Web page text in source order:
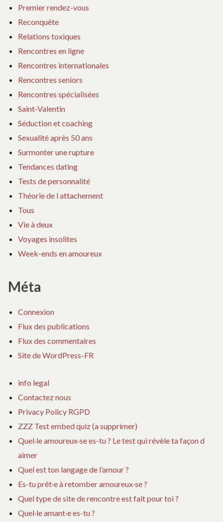
Premier rendez-vous
Reconquête
Relations toxiques
Rencontres en ligne
Rencontres internationales
Rencontres seniors
Rencontres spécialisées
Saint-Valentin
Séduction et coaching
Sexualité après 50 ans
Surmonter une rupture
Tendances dating
Tests de personnalité
Théorie de l attachement
Tous
Vie à deux
Voyages insolites
Week-ends en amoureux
Méta
Connexion
Flux des publications
Flux des commentaires
Site de WordPress-FR
info legal
Contactez nous
Privacy Policy RGPD
ZZZ Test embed quiz (a supprimer)
Quel·le amoureux·se es-tu ? Le test qui révèle ta façon d
aimer
Quel est ton langage de l’amour ?
Es-tu prêt·e à retomber amoureux·se ?
Quel type de site de rencontre est fait pour toi ?
Quel·le amant·e es-tu ?